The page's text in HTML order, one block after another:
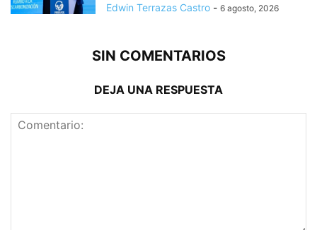
Edwin Terrazas Castro - 6 agosto, 2026
SIN COMENTARIOS
DEJA UNA RESPUESTA